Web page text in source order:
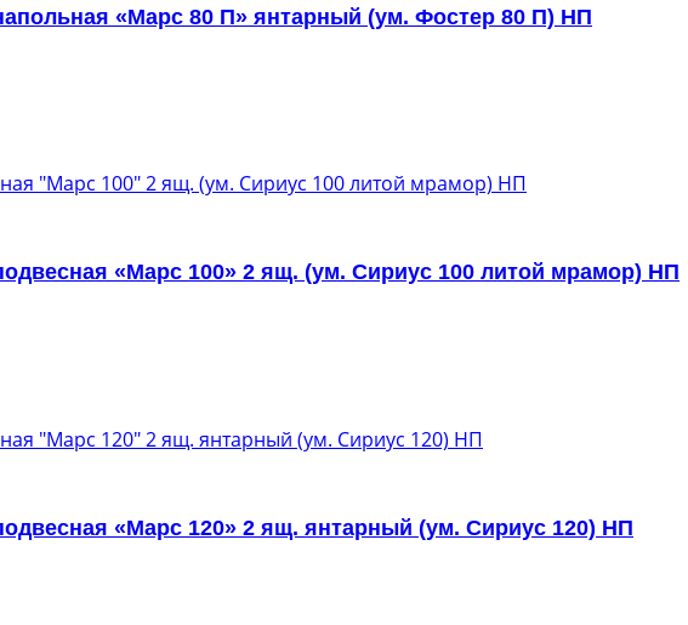
«Марс 80 П» янтарный (ум. Фостер 80 П) НП
«Марс 100» 2 ящ. (ум. Сириус 100 литой мрамор) НП
«Марс 120» 2 ящ. янтарный (ум. Сириус 120) НП